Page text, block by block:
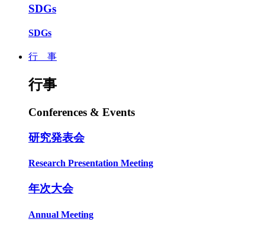
SDGs
SDGs
行 事
行事
Conferences & Events
研究発表会
Research Presentation Meeting
年次大会
Annual Meeting